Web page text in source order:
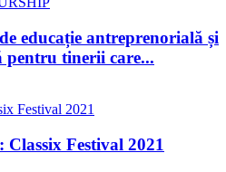
educație antreprenorială și
pentru tinerii care...
Festival 2021